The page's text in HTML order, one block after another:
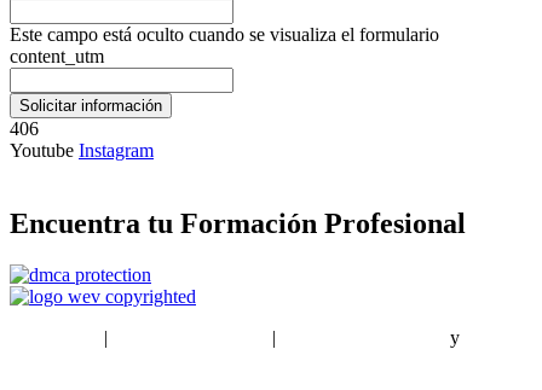
Este campo está oculto cuando se visualiza el formulario
content_utm
406
Youtube Instagram
Encuentra tu Formación Profesional
| | y